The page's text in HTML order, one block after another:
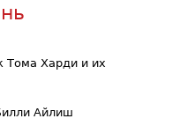
Тома Харди и их
Айлиш